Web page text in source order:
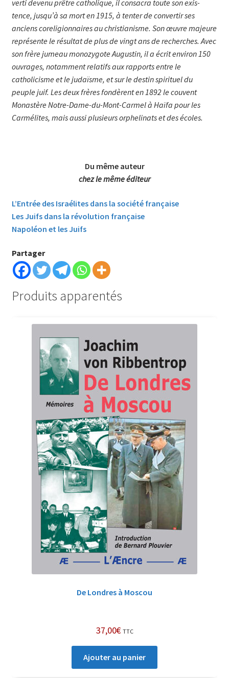
ver­ti devenu prêtre catholique, il con­­sacra toute son exis­
tence, jus­­qu’à sa mort en 1915, à tenter de convertir ses
anciens co­re­li­gion­naires au chris­tianisme. Son œuvre majeure
repré­sente le résul­tat de plus de vingt ans de recherches. Avec
son frère jumeau monozygote Augustin, il a écrit environ 150
ouvrages, notamment relatifs aux rapports entre le
catholicisme et le judaïsme, et sur le destin spirituel du
peuple juif. Les deux frères fondèrent en 1892 le couvent
Monastère Notre-Dame-du-Mont-Carmel à Haïfa pour les
Carmélites, mais aussi plusieurs orphelinats et des écoles.
Du même auteur
chez le même éditeur
L’Entrée des Israélites dans la société française
Les Juifs dans la révolution française
Napoléon et les Juifs
Partager
Produits apparentés
De Londres à Moscou
37,00€ TTC
Ajouter au panier